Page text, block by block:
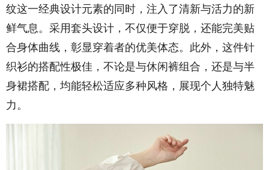
纹这一经典设计元素的同时，注入了清新与活力的新
鲜气息。采用套头设计，不仅便于穿脱，还能完美贴
合身体曲线，彰显穿着者的优美体态。此外，这件针
织衫的搭配性极佳，不论是与休闲裤组合，还是与半
身裙搭配，均能轻松适应多种风格，展现个人独特魅
力。